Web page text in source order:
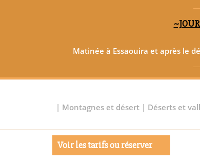
Matinée à Essaouira et après le
| Montagnes et désert | Déserts et
Voir les tarifs ou réserver